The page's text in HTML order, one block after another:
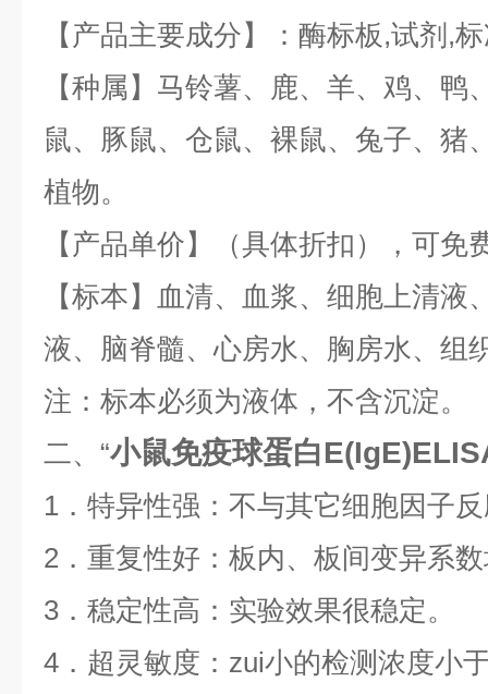
【产品主要成分】：酶标板,试剂 ,
【种属】马铃薯、鹿、羊、鸡、鸭
鼠、豚鼠、仓鼠、裸鼠、兔子、猪
植物。
【产品单价】（具体折扣），可免
【标本】血清、血浆、细胞上清液
液、脑脊髓、心房水、胸房水、组
注：标本必须为液体，不含沉淀。
二、“小鼠免疫球蛋白
1 ．特异性强：不与其它细胞因子
2 ．重复性好：板内、板间变异系
3 ．稳定性高：实验效果很稳定。
4 ．超灵敏度：zui小的检测浓度小